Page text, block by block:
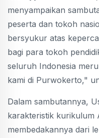
menyampaikan
peserta dan tokoh
bersyukur atas
bagi para tokoh
seluruh Indonesia
kami di Purwokerto,"
Dalam sambutannya,
karakteristik kurikulum
membedakannya dari